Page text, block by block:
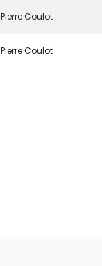
Pierre Coulot
Pierre Coulot